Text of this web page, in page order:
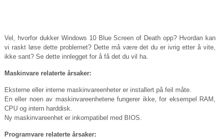
Vel, hvorfor dukker Windows 10 Blue Screen of Death opp? Hvordan kan
vi raskt løse dette problemet? Dette må være det du er ivrig etter å vite,
ikke sant? Se dette innlegget for å få det du vil ha.
Maskinvare relaterte årsaker:
Eksterne eller interne maskinvareenheter er installert på feil måte.
En eller noen av maskinvareenhetene fungerer ikke, for eksempel RAM,
CPU og intern harddisk.
Ny maskinvareenhet er inkompatibel med BIOS.
Programvare relaterte årsaker: